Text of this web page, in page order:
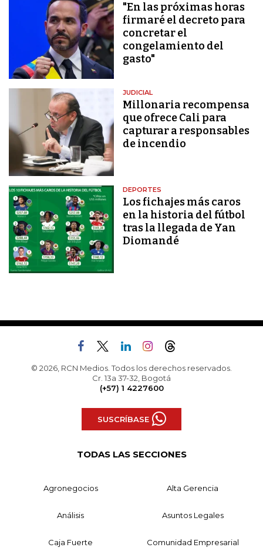
"En las próximas horas
firmaré el decreto para
concretar el
congelamiento del
gasto"
JUDICIAL
Millonaria recompensa
que ofrece Cali para
capturar a responsables
de incendio
DEPORTES
Los fichajes más caros
en la historia del fútbol
tras la llegada de Yan
Diomandé
© 2026, RCN Medios. Todos los derechos reservados.
Cr. 13a 37-32, Bogotá
(+57) 1 4227600
SUSCRÍBASE
TODAS LAS SECCIONES
Agronegocios Alta Gerencia
Análisis Asuntos Legales
Caja Fuerte Comunidad Empresarial